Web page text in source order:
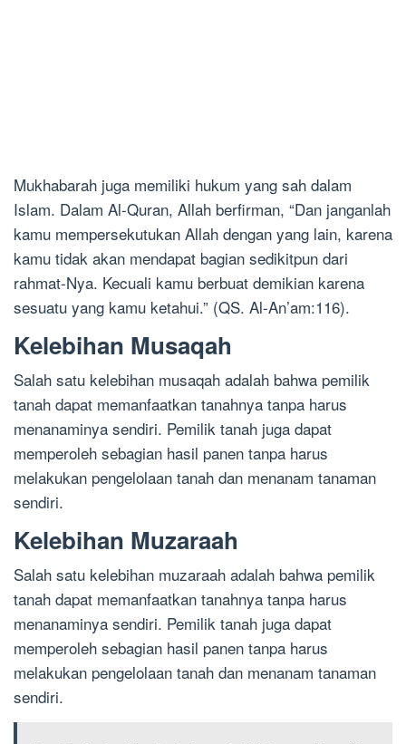
Mukhabarah juga memiliki hukum yang sah dalam
Islam. Dalam Al-Quran, Allah berfirman, “Dan janganlah
kamu mempersekutukan Allah dengan yang lain, karena
kamu tidak akan mendapat bagian sedikitpun dari
rahmat-Nya. Kecuali kamu berbuat demikian karena
sesuatu yang kamu ketahui.” (QS. Al-An’am:116).
Kelebihan Musaqah
Salah satu kelebihan musaqah adalah bahwa pemilik
tanah dapat memanfaatkan tanahnya tanpa harus
menanaminya sendiri. Pemilik tanah juga dapat
memperoleh sebagian hasil panen tanpa harus
melakukan pengelolaan tanah dan menanam tanaman
sendiri.
Kelebihan Muzaraah
Salah satu kelebihan muzaraah adalah bahwa pemilik
tanah dapat memanfaatkan tanahnya tanpa harus
menanaminya sendiri. Pemilik tanah juga dapat
memperoleh sebagian hasil panen tanpa harus
melakukan pengelolaan tanah dan menanam tanaman
sendiri.